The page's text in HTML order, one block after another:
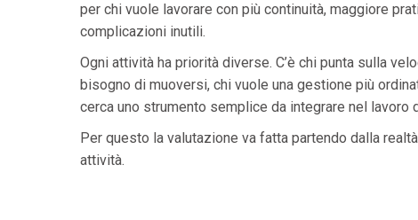
per chi vuole lavorare con più continuità, maggiore
complicazioni inutili.
Ogni attività ha priorità diverse. C’è chi punta sulla
bisogno di muoversi, chi vuole una gestione più
cerca uno strumento semplice da integrare nel lavoro
Per questo la valutazione va fatta partendo dalla
attività.